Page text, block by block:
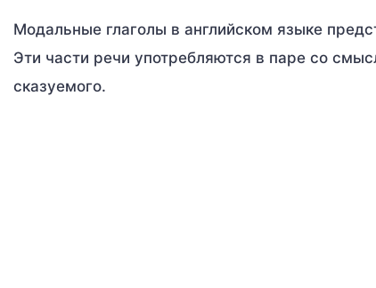
Модальные глаголы в английском языке
Эти части речи употребляются в паре со
сказуемого.